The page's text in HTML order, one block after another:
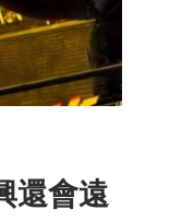
還會遠